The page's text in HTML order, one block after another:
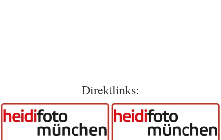
Direktlinks: